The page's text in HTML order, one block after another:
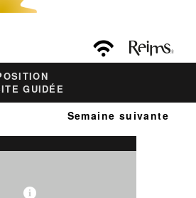
GUIDÉE
Semaine suivante